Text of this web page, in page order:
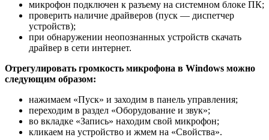
микрофон подключен к разъему на системном блоке ПК;
проверить наличие драйверов (пуск — диспетчер
устройств);
при обнаружении неопознанных устройств скачать
драйвер в сети интернет.
Отрегулировать громкость микрофона в Windows можно
следующим образом:
нажимаем «Пуск» и заходим в панель управления;
переходим в раздел «Оборудование и звук»;
во вкладке «Запись» находим свой микрофон;
кликаем на устройство и жмем на «Свойства».